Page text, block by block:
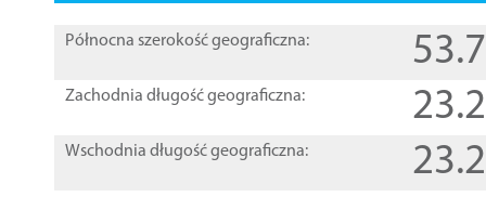
Północna szerokość geograficzna:
Zachodnia długość geograficzna:
Wschodnia długość geograficzna: